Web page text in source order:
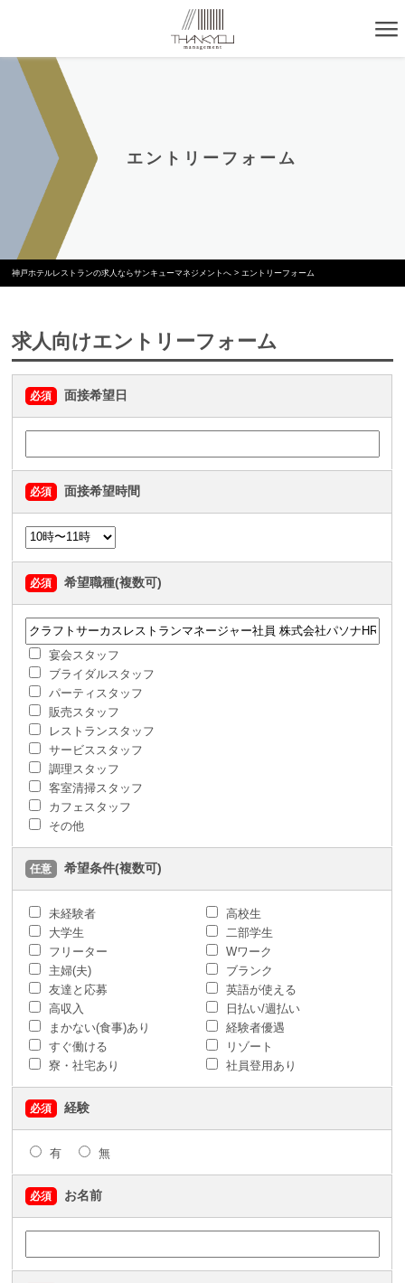
エントリーフォーム
神戸ホテルレストランの求人ならサンキューマネジメントへ > エントリーフォーム
求人向けエントリーフォーム
必須 面接希望日
必須 面接希望時間
必須 希望職種(複数可)
宴会スタッフ
ブライダルスタッフ
パーティスタッフ
販売スタッフ
レストランスタッフ
サービススタッフ
調理スタッフ
客室清掃スタッフ
カフェスタッフ
その他
任意 希望条件(複数可)
未経験者
高校生
大学生
二部学生
フリーター
Wワーク
主婦(夫)
ブランク
友達と応募
英語が使える
高収入
日払い/週払い
まかない(食事)あり
経験者優遇
すぐ働ける
リゾート
寮・社宅あり
社員登用あり
必須 経験
有 無
必須 お名前